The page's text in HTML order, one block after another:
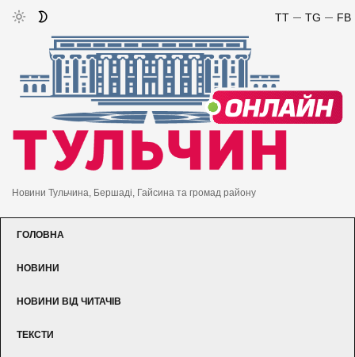
FB
TG
TT
Новини Тульчина, Бершаді, Гайсина та громад району
ГОЛОВНА
НОВИНИ
НОВИНИ ВІД ЧИТАЧІВ
ТЕКСТИ